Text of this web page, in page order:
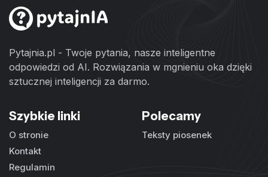
Pytajnia.pl - Twoje pytania, nasze inteligentne
odpowiedzi od AI. Rozwiązania w mgnieniu oka dzięki
sztucznej inteligencji za darmo.
Szybkie linki
O stronie
Kontakt
Regulamin
Polecamy
Teksty piosenek